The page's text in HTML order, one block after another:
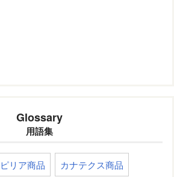
Glossary
用語集
リア商品 カナテクス商品